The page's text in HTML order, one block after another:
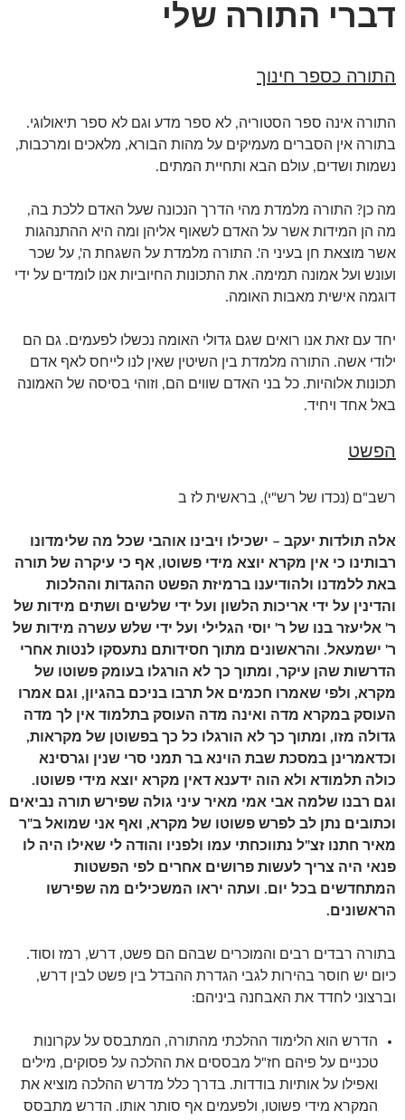
דברי התורה שלי
התורה כספר חינוך
התורה אינה ספר הסטוריה, לא ספר מדע וגם לא ספר תיאולוגי.
בתורה אין הסברים מעמיקים על מהות הבורא, מלאכים ומרכבות,
נשמות ושדים, עולם הבא ותחיית המתים.
מה כן? התורה מלמדת מהי הדרך הנכונה שעל האדם ללכת בה,
מה הן המידות אשר על האדם לשאוף אליהן ומה היא ההתנהגות
אשר מוצאת חן בעיני ה'. התורה מלמדת על השגחת ה', על שכר
ועונש ועל אמונה תמימה. את התכונות החיוביות אנו לומדים על ידי
דוגמה אישית מאבות האומה.
יחד עם זאת אנו רואים שגם גדולי האומה נכשלו לפעמים. גם הם
ילודי אשה. התורה מלמדת בין השיטין שאין לנו לייחס לאף אדם
תכונות אלוהיות. כל בני האדם שווים הם, וזוהי בסיסה של האמונה
באל אחד ויחיד.
הפשט
רשב"ם (נכדו של רש"י), בראשית לז ב
אלה תולדות יעקב – ישכילו ויבינו אוהבי שכל מה שלימדונו
רבותינו כי אין מקרא יוצא מידי פשוטו, אף כי עיקרה של תורה
באת ללמדנו ולהודיענו ברמיזת הפשט ההגדות וההלכות
והדינין על ידי אריכות הלשון ועל ידי שלשים ושתים מידות של
ר' אליעזר בנו של ר' יוסי הגלילי ועל ידי שלש עשרה מידות של
ר' ישמעאל. והראשונים מתוך חסידותם נתעסקו לנטות אחרי
הדרשות שהן עיקר, ומתוך כך לא הורגלו בעומק פשוטו של
מקרא, ולפי שאמרו חכמים אל תרבו בניכם בהגיון, וגם אמרו
העוסק במקרא מדה ואינה מדה העוסק בתלמוד אין לך מדה
גדולה מזו, ומתוך כך לא הורגלו כל כך בפשוטן של מקראות,
וכדאמרינן במסכת שבת הוינא בר תמני סרי שנין וגרסינא
כולה תלמודא ולא הוה ידענא דאין מקרא יוצא מידי פשוטו.
וגם רבנו שלמה אבי אמי מאיר עיני גולה שפירש תורה נביאים
וכתובים נתן לב לפרש פשוטו של מקרא, ואף אני שמואל ב"ר
מאיר חתנו זצ"ל נתווכחתי עמו ולפניו והודה לי שאילו היה לו
פנאי היה צריך לעשות פרושים אחרים לפי הפשטות
המתחדשים בכל יום. ועתה יראו המשכילים מה שפירשו
הראשונים.
בתורה רבדים רבים והמוכרים שבהם הם פשט, דרש, רמז וסוד.
כיום יש חוסר בהירות לגבי הגדרת ההבדל בין פשט לבין דרש,
וברצוני לחדד את האבחנה ביניהם:
הדרש הוא הלימוד ההלכתי מהתורה, המתבסס על עקרונות
טכניים על פיהם חז"ל מבססים את ההלכה על פסוקים, מילים
ואפילו על אותיות בודדות. בדרך כלל מדרש ההלכה מוציא את
המקרא מידי פשוטו, ולפעמים אף סותר אותו. הדרש מתבסס